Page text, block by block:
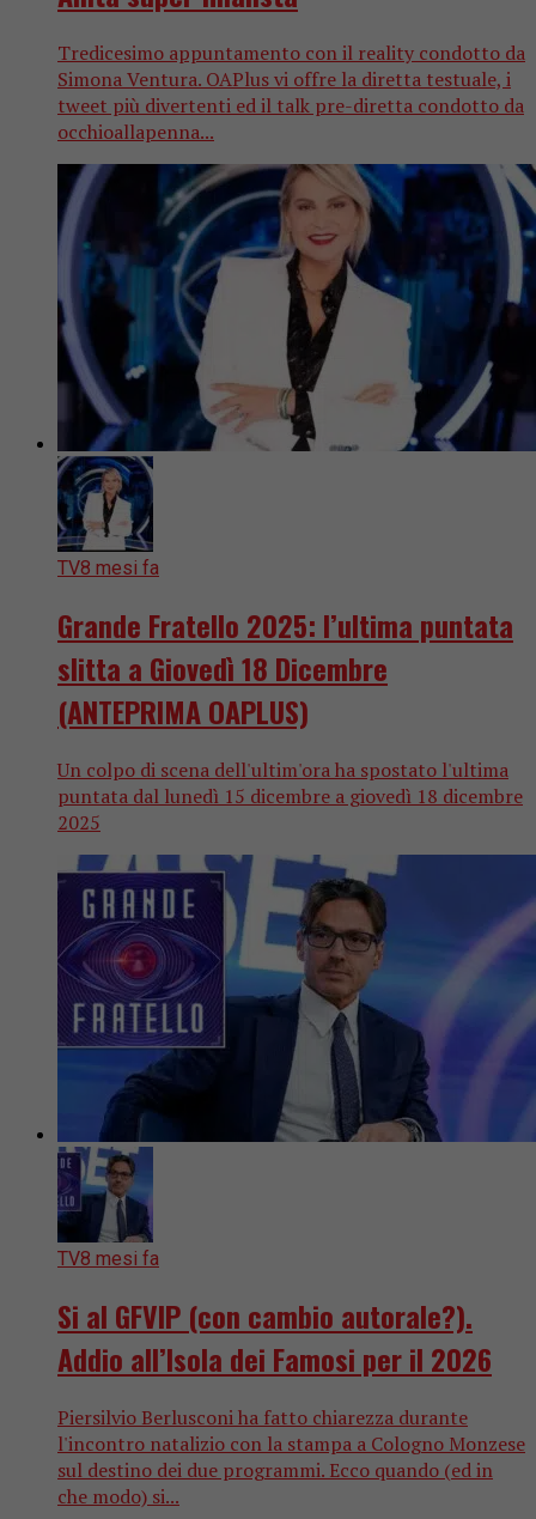
Tredicesimo appuntamento con il reality condotto da
Simona Ventura. OAPlus vi offre la diretta testuale, i
tweet più divertenti ed il talk pre-diretta condotto da
occhioallapenna...
TV8 mesi fa
Grande Fratello 2025: l’ultima puntata
slitta a Giovedì 18 Dicembre
(ANTEPRIMA OAPLUS)
Un colpo di scena dell'ultim'ora ha spostato l'ultima
puntata dal lunedì 15 dicembre a giovedì 18 dicembre
2025
TV8 mesi fa
Si al GFVIP (con cambio autorale?).
Addio all’Isola dei Famosi per il 2026
Piersilvio Berlusconi ha fatto chiarezza durante
l'incontro natalizio con la stampa a Cologno Monzese
sul destino dei due programmi. Ecco quando (ed in
che modo) si...